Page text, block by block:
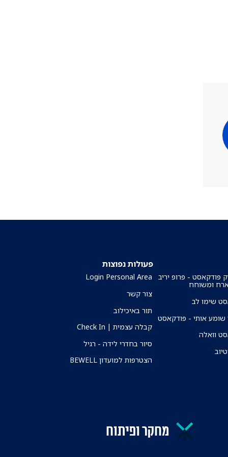
פודקאסט - פרופ יריב
ומשוחח
שימו לב
שומע אותי - פודקאסט
וואלה
פעולות נפוצות
Login Personal Area
צור קשר
תור באיכילוב
קבלה עצמית | Check In
סיור בחדרי לידה - רגיל
הצטרפות למועדון BEWELL
מחקר ופיתוח